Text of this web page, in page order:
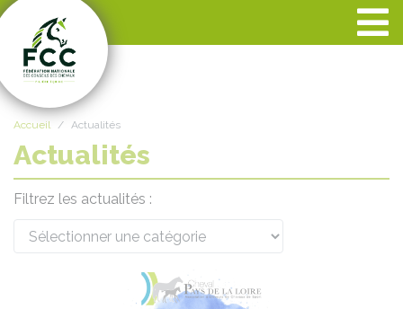
Accueil Actualités
Actualités
Filtrez les actualités :
Panneau de gestion des cookies